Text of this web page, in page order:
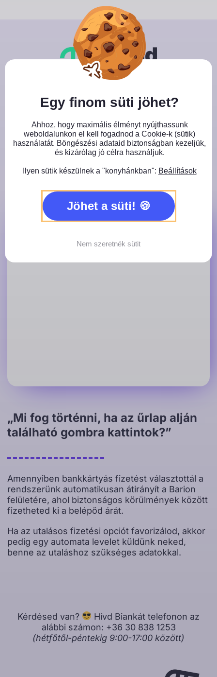
Jegyvásárlás
Töltsd ki az adataid, válassz fizetési módot és 2
tantárgyat, amin részt szeretnél venni!
Kérlek töltsd ki az űrlapot:
„Mi fog történni, ha az űrlap alján
található gombra kattintok?”
Amennyiben bankkártyás fizetést választottál a
rendszerünk automatikusan átirányít a Barion
felületére, ahol biztonságos körülmények között
fizetheted ki a belépőd árát.
Ha az utalásos fizetési opciót favorizálod, akkor
pedig egy automata levelet küldünk neked,
benne az utaláshoz szükséges adatokkal.
Kérdésed van?
Hívd Biankát telefonon az
alábbi számon: +36 30 838 1253
(hétfőtől-péntekig 9:00-17:00 között)
Egy finom süti jöhet?
Ahhoz, hogy maximális élményt nyújthassunk
weboldalunkon el kell fogadnod a Cookie-k (sütik)
használatát. Böngészési adataid biztonságban kezeljük,
és kizárólag jó célra használjuk.
Ilyen sütik készülnek a "konyhánkban": Beállítások
Jöhet a süti!
Nem szeretnék sütit
Close GDPR Cookie Banner